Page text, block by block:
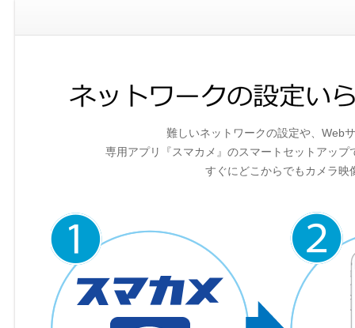
難しいネットワークの設定や、Web
専用アプリ『スマカメ』のスマートセットアッ
すぐにどこからでもカメラ映